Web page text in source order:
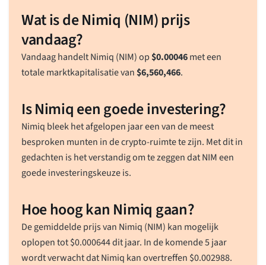
Wat is de Nimiq (NIM) prijs
vandaag?
Vandaag handelt Nimiq (NIM) op$0.00046met een
totale marktkapitalisatie van$6,560,466.
Is Nimiq een goede investering?
Nimiq bleek het afgelopen jaar een van de meest
besproken munten in de crypto-ruimte te zijn. Met dit in
gedachten is het verstandig om te zeggen dat NIM een
goede investeringskeuze is.
Hoe hoog kan Nimiq gaan?
De gemiddelde prijs van Nimiq (NIM) kan mogelijk
oplopen tot$0.000644dit jaar. In de komende 5 jaar
wordt verwacht dat Nimiq kan overtreffen $0.002988.